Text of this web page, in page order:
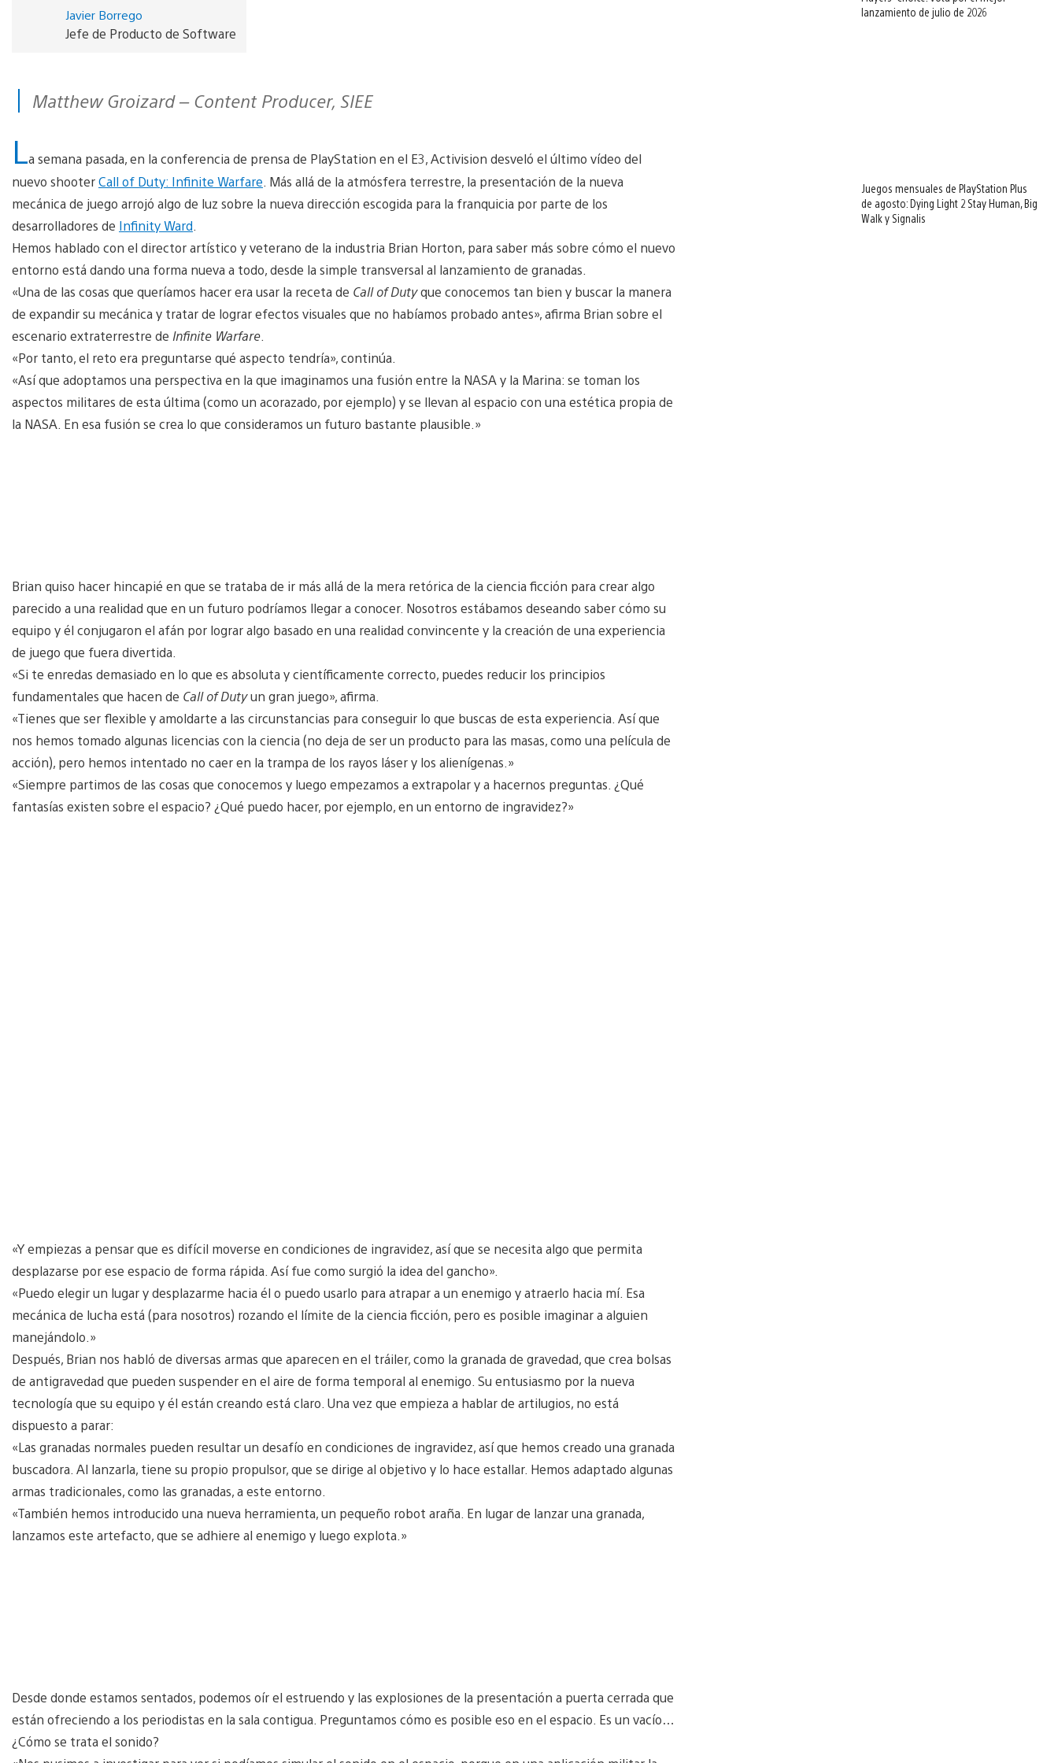
Javier Borrego
Jefe de Producto de Software
Matthew Groizard – Content Producer, SIEE
La semana pasada, en la conferencia de prensa de PlayStation en el E3, Activision desveló el último vídeo del
nuevo shooterCall of Duty: Infinite Warfare . Más allá de la atmósfera terrestre, la presentación de la nueva
mecánica de juego arrojó algo de luz sobre la nueva dirección escogida para la franquicia por parte de los
desarrolladores de Infinity Ward
Hemos hablado con el director artístico y veterano de la industria Brian Horton, para saber más sobre cómo el nuevo
entorno está dando una forma nueva a todo, desde la simple transversal al lanzamiento de granadas.
«Una de las cosas que queríamos hacer era usar la receta de Call of Dutyque conocemos tan bien y buscar la manera
de expandir su mecánica y tratar de lograr efectos visuales que no habíamos probado antes», afirma Brian sobre el
escenario extraterrestre de Infinite Warfare
«Por tanto, el reto era preguntarse qué aspecto tendría», continúa.
«Así que adoptamos una perspectiva en la que imaginamos una fusión entre la NASA y la Marina: se toman los
aspectos militares de esta última (como un acorazado, por ejemplo) y se llevan al espacio con una estética propia de
la NASA. En esa fusión se crea lo que consideramos un futuro bastante plausible.»
Brian quiso hacer hincapié en que se trataba de ir más allá de la mera retórica de la ciencia ficción para crear algo
parecido a una realidad que en un futuro podríamos llegar a conocer. Nosotros estábamos deseando saber cómo su
equipo y él conjugaron el afán por lograr algo basado en una realidad convincente y la creación de una experiencia
de juego que fuera divertida.
«Si te enredas demasiado en lo que es absoluta y científicamente correcto, puedes reducir los principios
fundamentales que hacen de Call of Dutyun gran juego», afirma.
«Tienes que ser flexible y amoldarte a las circunstancias para conseguir lo que buscas de esta experiencia. Así que
nos hemos tomado algunas licencias con la ciencia (no deja de ser un producto para las masas, como una película de
acción), pero hemos intentado no caer en la trampa de los rayos láser y los alienígenas.»
«Siempre partimos de las cosas que conocemos y luego empezamos a extrapolar y a hacernos preguntas. ¿Qué
fantasías existen sobre el espacio? ¿Qué puedo hacer, por ejemplo, en un entorno de ingravidez?»
«Y empiezas a pensar que es difícil moverse en condiciones de ingravidez, así que se necesita algo que permita
desplazarse por ese espacio de forma rápida. Así fue como surgió la idea del gancho».
«Puedo elegir un lugar y desplazarme hacia él o puedo usarlo para atrapar a un enemigo y atraerlo hacia mí. Esa
mecánica de lucha está (para nosotros) rozando el límite de la ciencia ficción, pero es posible imaginar a alguien
manejándolo.»
Después, Brian nos habló de diversas armas que aparecen en el tráiler, como la granada de gravedad, que crea bolsas
de antigravedad que pueden suspender en el aire de forma temporal al enemigo. Su entusiasmo por la nueva
tecnología que su equipo y él están creando está claro. Una vez que empieza a hablar de artilugios, no está
dispuesto a parar:
«Las granadas normales pueden resultar un desafío en condiciones de ingravidez, así que hemos creado una granada
buscadora. Al lanzarla, tiene su propio propulsor, que se dirige al objetivo y lo hace estallar. Hemos adaptado algunas
armas tradicionales, como las granadas, a este entorno.
«También hemos introducido una nueva herramienta, un pequeño robot araña. En lugar de lanzar una granada,
lanzamos este artefacto, que se adhiere al enemigo y luego explota.»
Desde donde estamos sentados, podemos oír el estruendo y las explosiones de la presentación a puerta cerrada que
están ofreciendo a los periodistas en la sala contigua. Preguntamos cómo es posible eso en el espacio. Es un vacío…
¿Cómo se trata el sonido?
lanzamiento de julio de 2026
Juegos mensuales de PlayStation Plus
de agosto: Dying Light 2 Stay Human, Big
Walk y Signalis